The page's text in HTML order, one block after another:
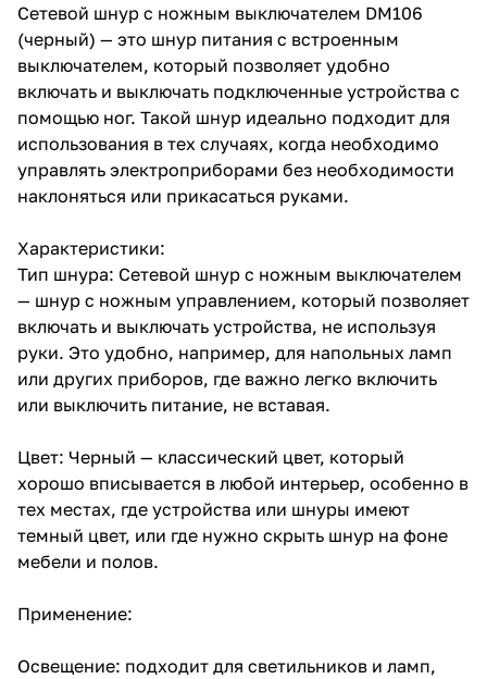
необходимости наклоняться
или прикасаться руками.
Сетевой шнур с ножным выключателем DM106
(черный) — это шнур питания с встроенным
выключателем, который позволяет удобно
включать и выключать подключенные устройства с
помощью ног. Такой шнур идеально подходит для
использования в тех случаях, когда необходимо
управлять электроприборами без необходимости
наклоняться или прикасаться руками.
Характеристики:
Тип шнура: Сетевой шнур с ножным выключателем
— шнур с ножным управлением, который позволяет
включать и выключать устройства, не используя
руки. Это удобно, например, для напольных ламп
или других приборов, где важно легко включить
или выключить питание, не вставая.
Цвет: Черный — классический цвет, который
хорошо вписывается в любой интерьер, особенно в
тех местах, где устройства или шнуры имеют
темный цвет, или где нужно скрыть шнур на фоне
мебели и полов.
Применение:
Освещение: подходит для светильников и ламп,